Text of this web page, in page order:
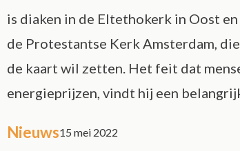
is diaken in de Eltethokerk in Oost
de Protestantse Kerk Amsterdam,
de kaart wil zetten. Het feit dat
energieprijzen, vindt hij een
Nieuws15 mei 2022